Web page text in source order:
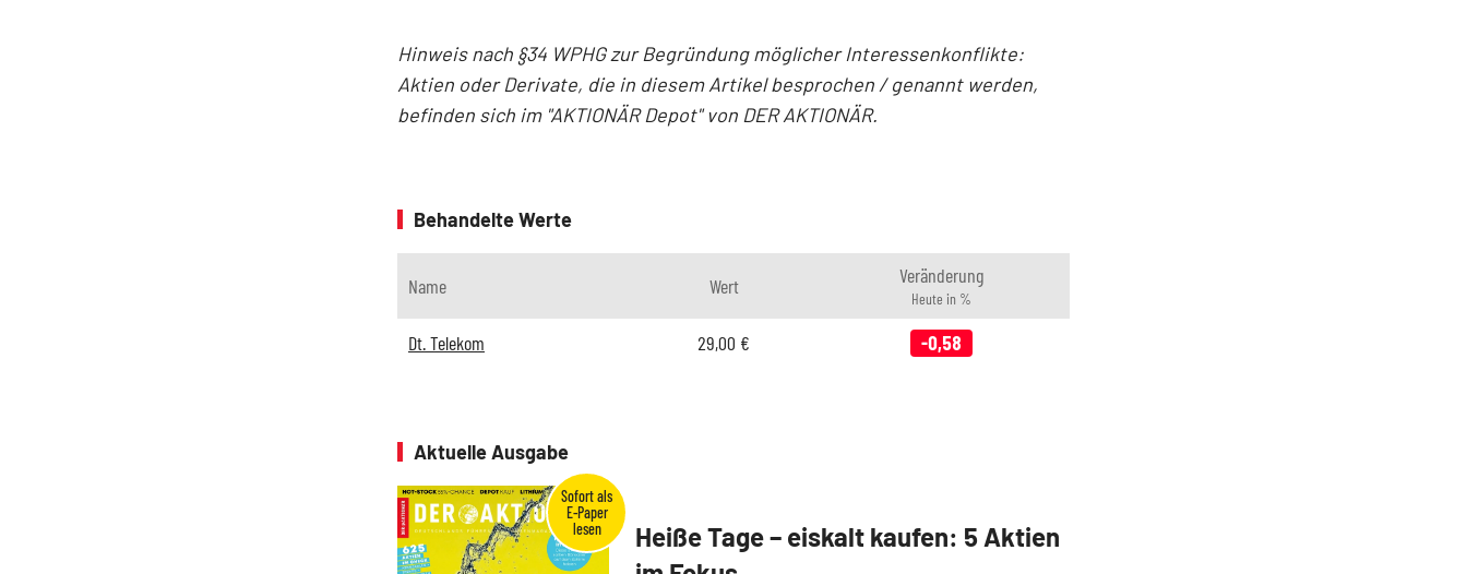
Hinweis nach §34 WPHG zur Begründung möglicher Interessenkonflikte:
Aktien oder Derivate, die in diesem Artikel besprochen / genannt werden,
befinden sich im "AKTIONÄR Depot" von DER AKTIONÄR.
Behandelte Werte
Name Wert Veränderung
Heute in %
Dt. Telekom 29,00 € -0,58
Aktuelle Ausgabe
Heiße Tage – eiskalt kaufen: 5 Aktien